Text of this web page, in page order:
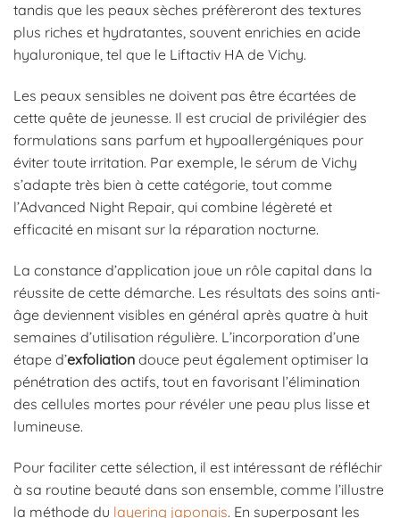
tandis que les peaux sèches préfèreront des textures
plus riches et hydratantes, souvent enrichies en acide
hyaluronique, tel que le Liftactiv HA de Vichy.
Les peaux sensibles ne doivent pas être écartées de
cette quête de jeunesse. Il est crucial de privilégier des
formulations sans parfum et hypoallergéniques pour
éviter toute irritation. Par exemple, le sérum de Vichy
s’adapte très bien à cette catégorie, tout comme
l’Advanced Night Repair, qui combine légèreté et
efficacité en misant sur la réparation nocturne.
La constance d’application joue un rôle capital dans la
réussite de cette démarche. Les résultats des soins anti-
âge deviennent visibles en général après quatre à huit
semaines d’utilisation régulière. L’incorporation d’une
étape d’exfoliation douce peut également optimiser la
pénétration des actifs, tout en favorisant l’élimination
des cellules mortes pour révéler une peau plus lisse et
lumineuse.
Pour faciliter cette sélection, il est intéressant de réfléchir
à sa routine beauté dans son ensemble, comme l’illustre
la méthode du layering japonais. En superposant les